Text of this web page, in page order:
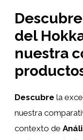
del
nuestra
Descubre la
nuestra
contexto de